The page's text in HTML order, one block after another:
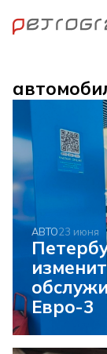
АВТО23 июня
Евро-3